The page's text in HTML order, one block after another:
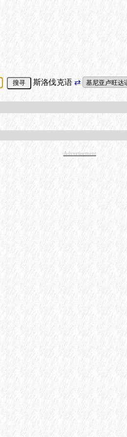
斯洛伐克语 ⇄
Advertisement